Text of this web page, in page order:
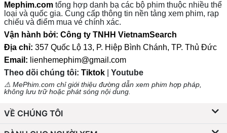
Mephim.com tổng hợp danh bạ các bộ phim thuộc nhiều thể
loại và quốc gia. Cung cấp thông tin nền tảng xem phim, rạp
chiếu và điểm mua vé chính xác.
Vận hành bởi: Công ty TNHH VietnamSearch
Địa chỉ: 357 Quốc Lộ 13, P. Hiệp Bình Chánh, TP. Thủ Đức
Email: lienhemephim@gmail.com
Theo dõi chúng tôi: Tiktok Youtube
⚠️ MePhim.com chỉ giới thiệu đường dẫn xem phim hợp pháp,
không lưu trữ hoặc phát sóng nội dung.
VỀ CHÚNG TÔI